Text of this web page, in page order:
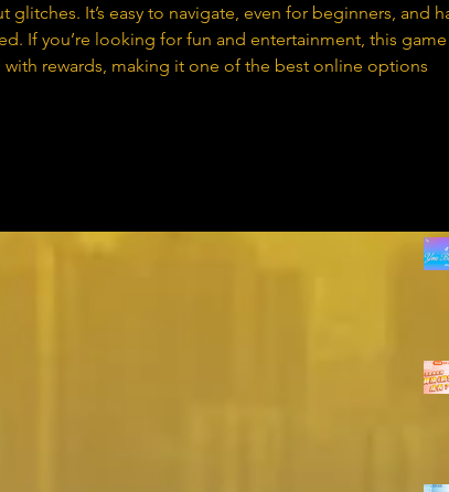
It’s easy to navigate, even for beginners, and
If you’re looking for fun and entertainment, this
rewards, making it one of the best online options